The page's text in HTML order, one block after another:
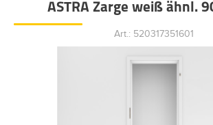
ASTRA Zarge weiß ähnl.
Art.: 520317351601